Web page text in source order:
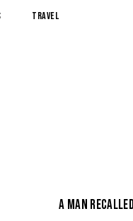
travel
A MAN